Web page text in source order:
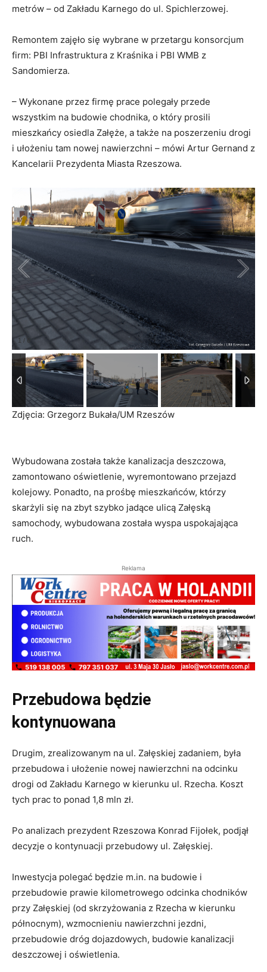
metrów – od Zakładu Karnego do ul. Spichlerzowej.
Remontem zajęło się wybrane w przetargu konsorcjum
firm: PBI Infrastruktura z Kraśnika i PBI WMB z
Sandomierza.
– Wykonane przez firmę prace polegały przede
wszystkim na budowie chodnika, o który prosili
mieszkańcy osiedla Załęże, a także na poszerzeniu drogi
i ułożeniu tam nowej nawierzchni – mówi Artur Gernand z
Kancelarii Prezydenta Miasta Rzeszowa.
1 / 6
Zdjęcia: Grzegorz Bukała/UM Rzeszów
Wybudowana została także kanalizacja deszczowa,
zamontowano oświetlenie, wyremontowano przejazd
kolejowy. Ponadto, na prośbę mieszkańców, którzy
skarżyli się na zbyt szybko jadące ulicą Załęską
samochody, wybudowana została wyspa uspokajająca
ruch.
Reklama
Przebudowa będzie
kontynuowana
Drugim, zrealizowanym na ul. Załęskiej zadaniem, była
przebudowa i ułożenie nowej nawierzchni na odcinku
drogi od Zakładu Karnego w kierunku ul. Rzecha. Koszt
tych prac to ponad 1,8 mln zł.
Po analizach prezydent Rzeszowa Konrad Fijołek, podjął
decyzje o kontynuacji przebudowy ul. Załęskiej.
Inwestycja polegać będzie m.in. na budowie i
przebudowie prawie kilometrowego odcinka chodników
przy Załęskiej (od skrzyżowania z Rzecha w kierunku
północnym), wzmocnieniu nawierzchni jezdni,
przebudowie dróg dojazdowych, budowie kanalizacji
deszczowej i oświetlenia.